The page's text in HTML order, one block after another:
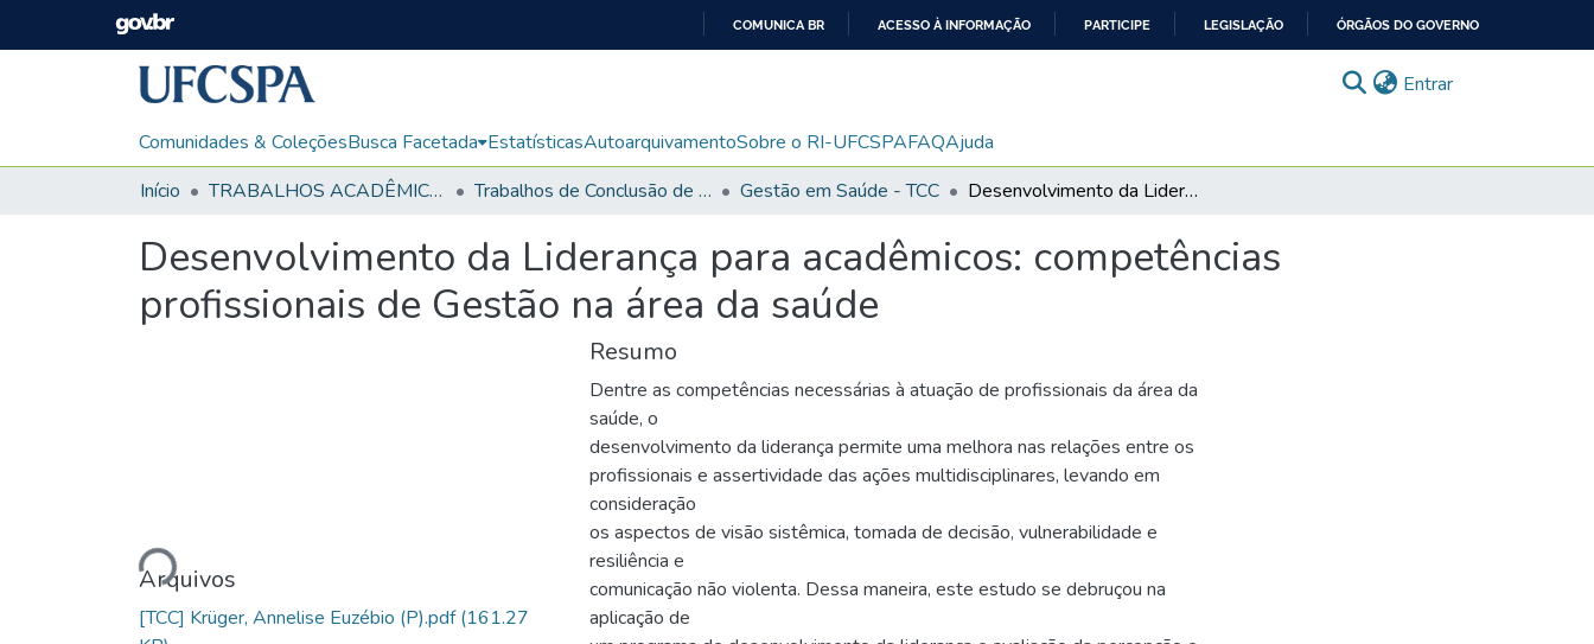
CONTEÚDO
COMUNICA BR ACESSO À INFORMAÇÃO PARTICIPE LEGISLAÇÃO ÓRGÃOS DO GOVERNO
Entrar(current)
Comunidades & ColeçõesBusca Facetada EstatísticasAutoarquivamentoSobre o RI-UFCSPAFAQAjuda
Início
TRABALHOS ACADÊMICOS Trabalhos de Conclusão de Curso de Graduação Gestão em Saúde - TCC Desenvolvimento da Liderança para acadêmicos: competências profissionais de Gestão na área da saúde
Desenvolvimento da Liderança para acadêmicos: competências
profissionais de Gestão na área da saúde
Carregando...
Arquivos
[TCC] Krüger, Annelise Euzébio (P).pdf(161.27
Resumo
Dentre as competências necessárias à atuação de profissionais da área da
saúde, o
desenvolvimento da liderança permite uma melhora nas relações entre os
profissionais e assertividade das ações multidisciplinares, levando em
consideração
os aspectos de visão sistêmica, tomada de decisão, vulnerabilidade e
resiliência e
comunicação não violenta. Dessa maneira, este estudo se debruçou na
aplicação de